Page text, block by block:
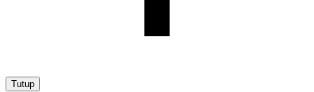
Tutup